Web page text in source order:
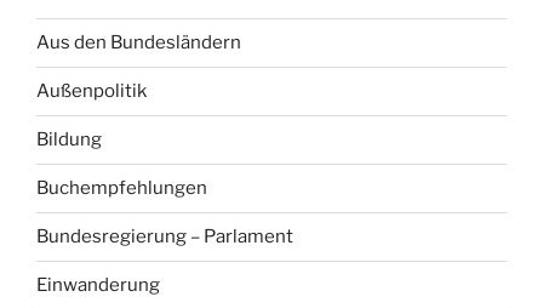
Aus den Bundesländern
Außenpolitik
Bildung
Buchempfehlungen
Bundesregierung – Parlament
Einwanderung